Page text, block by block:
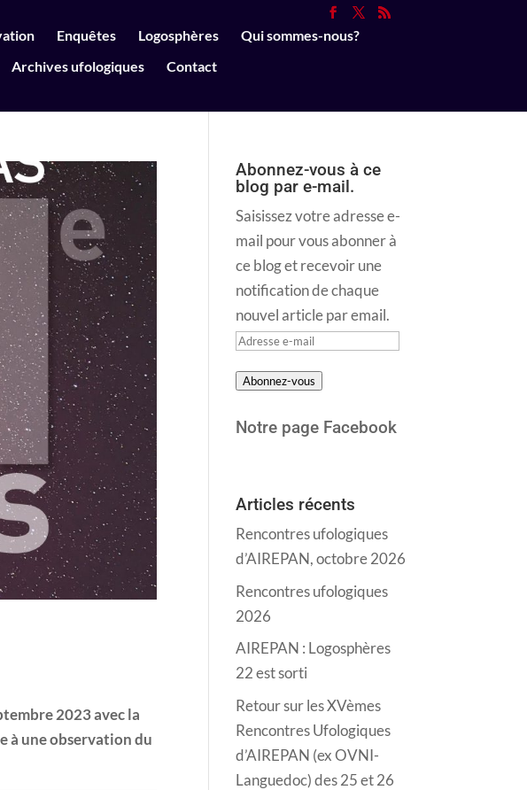
Enquêtes Logosphères
Qui sommes-nous?
Archives ufologiques Contact
2023 avec la
à une observation du
Abonnez-vous à ce
blog par e-mail.
Saisissez votre adresse e-
mail pour vous abonner à
ce blog et recevoir une
notification de chaque
nouvel article par email.
Adresse
mail
Abonnez-vous
Notre page Facebook
Articles récents
Rencontres ufologiques
d’AIREPAN, octobre 2026
Rencontres ufologiques
2026
AIREPAN : Logosphères
22 est sorti
Retour sur les XVèmes
Rencontres Ufologiques
d’AIREPAN (ex OVNI-
Languedoc) des 25 et 26